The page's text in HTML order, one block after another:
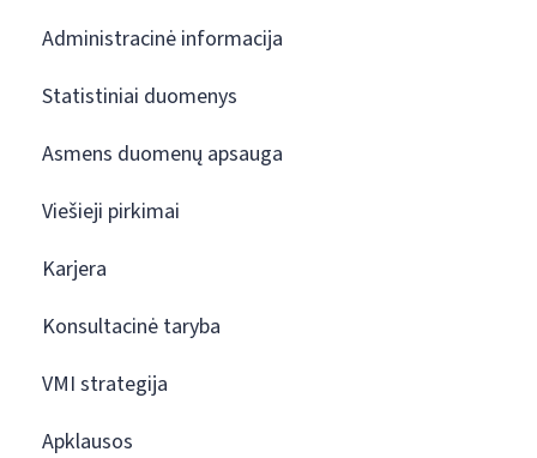
Administracinė informacija
Statistiniai duomenys
Asmens duomenų apsauga
Viešieji pirkimai
Karjera
Konsultacinė taryba
VMI strategija
Apklausos